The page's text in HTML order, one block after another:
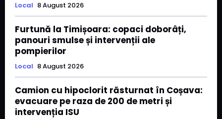
Local 8 August 2026
Furtună la Timișoara: copaci doborâți,
panouri smulse și intervenții ale
pompierilor
Local 8 August 2026
Camion cu hipoclorit răsturnat în Coșava:
evacuare pe raza de 200 de metri și
intervenția ISU